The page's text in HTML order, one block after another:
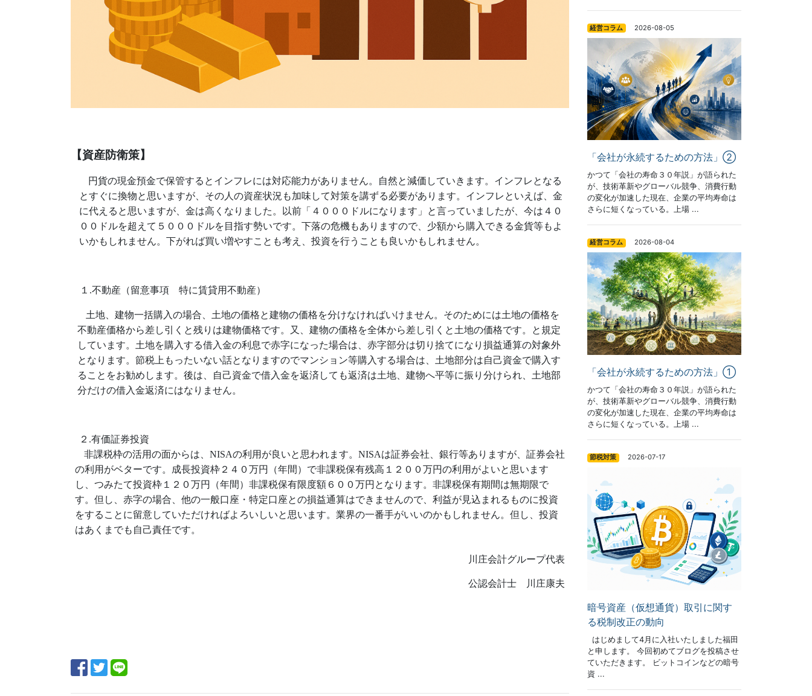
【資産防衛策】
円貨の現金預金で保管するとインフレには対応能力がありません。自然と減価していきます。インフレとなる
とすぐに換物と思いますが、その人の資産状況も加味して対策を講ずる必要があります。インフレといえば、金
に代えると思いますが、金は高くなりました。以前「４０００ドルになります」と言っていましたが、今は４０
００ドルを超えて５０００ドルを目指す勢いです。下落の危機もありますので、少額から購入できる金貨等もよ
いかもしれません。下がれば買い増やすことも考え、投資を行うことも良いかもしれません。
１ .不動産（留意事項 特に賃貸用不動産）
土地、建物一括購入の場合、土地の価格と建物の価格を分けなければいけません。そのためには土地の価格を
不動産価格から差し引くと残りは建物価格です。又、建物の価格を全体から差し引くと土地の価格です。と規定
しています。土地を購入する借入金の利息で赤字になった場合は、赤字部分は切り捨てになり損益通算の対象外
となります。節税上もったいない話となりますのでマンション等購入する場合は、土地部分は自己資金で購入す
ることをお勧めします。後は、自己資金で借入金を返済しても返済は土地、建物へ平等に振り分けられ、土地部
分だけの借入金返済にはなりません。
２.有価証券投資
非課税枠の活用の面からは、 NISAの利用が良いと思われます。 NISAは証券会社、銀行等ありますが、証券会社
の利用がベターです。成長投資枠２４０万円（年間）で非課税保有残高１２００万円の利用がよいと思います
し、つみたて投資枠１２０万円（年間）非課税保有限度額６００万円となります。非課税保有期間は無期限で
す。但し、赤字の場合、他の一般口座・特定口座との損益通算はできませんので、利益が見込まれるものに投資
をすることに留意していただければよろいしいと思います。業界の一番手がいいのかもしれません。但し、投資
はあくまでも自己責任です。
川庄会計グループ代表
公認会計士 川庄康夫
経営コラム 2026-08-05
「会社が永続するための方法」②
かつて「会社の寿命３０年説」が語られた
が、技術革新やグローバル競争、消費行動
の変化が加速した現在、企業の平均寿命は
さらに短くなっている。上場 ...
経営コラム 2026-08-04
「会社が永続するための方法」①
かつて「会社の寿命３０年説」が語られた
が、技術革新やグローバル競争、消費行動
の変化が加速した現在、企業の平均寿命は
さらに短くなっている。上場 ...
節税対策 2026-07-17
暗号資産（仮想通貨）取引に関す
る税制改正の動向
はじめまして4月に入社いたしました福田
と申します。 今回初めてブログを投稿させ
ていただきます。 ビットコインなどの暗号
資 ...